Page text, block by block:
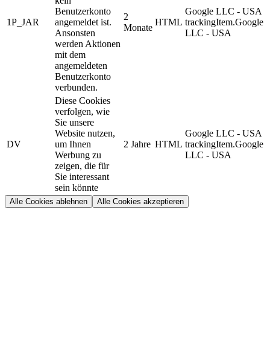
1P_JAR
Benutzerkonto
angemeldet ist.
Ansonsten
werden Aktionen
mit dem
angemeldeten
Benutzerkonto
verbunden.
2
Monate
HTML
Google LLC - USA
trackingItem.Google
LLC - USA
DV
Diese Cookies
verfolgen, wie
Sie unsere
Website nutzen,
um Ihnen
Werbung zu
zeigen, die für
Sie interessant
sein könnte
2 Jahre HTML
Google LLC - USA
trackingItem.Google
LLC - USA
Alle Cookies ablehnen Alle Cookies akzeptieren